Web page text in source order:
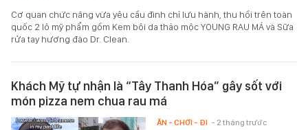
Cơ quan chức năng vừa yêu cầu đình chỉ lưu hành, thu hồi trên toàn
quốc 2 lô mỹ phẩm gồm Kem bôi da thảo mộc YOUNG RAU MÁ và Sữa
rửa tay hương đào Dr. Clean.
Khách Mỹ tự nhận là “Tây Thanh Hóa” gây sốt với
món pizza nem chua rau má
ĂN - CHƠI - ĐI - 2 tháng trước